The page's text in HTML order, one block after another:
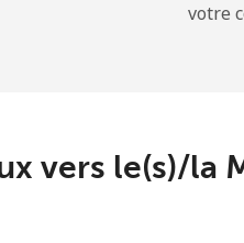
4 min
votre
vers le(s)/la